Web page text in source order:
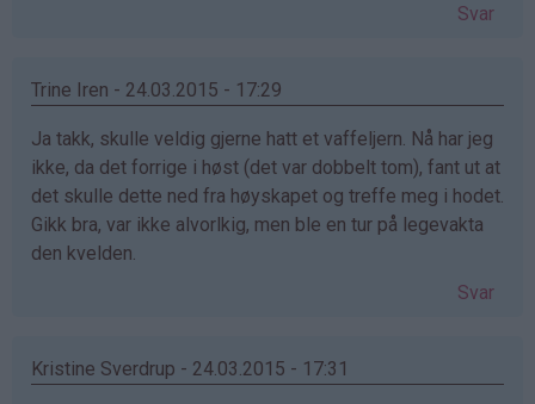
Svar
Trine Iren - 24.03.2015 - 17:29
Ja takk, skulle veldig gjerne hatt et vaffeljern. Nå har jeg
ikke, da det forrige i høst (det var dobbelt tom), fant ut at
det skulle dette ned fra høyskapet og treffe meg i hodet.
Gikk bra, var ikke alvorlkig, men ble en tur på legevakta
den kvelden.
Svar
Kristine Sverdrup - 24.03.2015 - 17:31